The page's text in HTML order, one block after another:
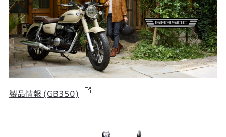
製品情報 (GB350)